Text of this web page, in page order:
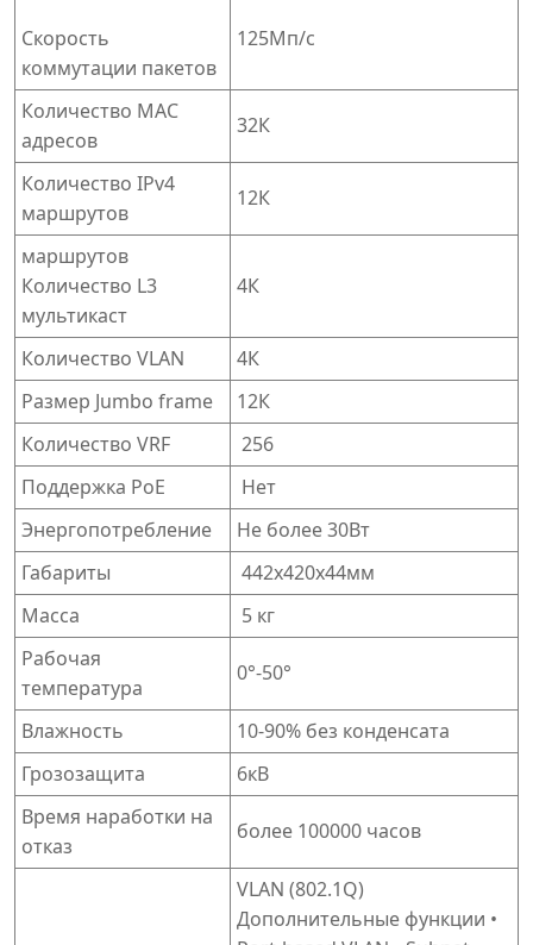
Скорость
коммутации пакетов
125Мп/с
Количество MAC
адресов
32К
Количество IPv4
маршрутов
12К
маршрутов
Количество L3
мультикаст
4К
Количество VLAN
4К
Размер Jumbo frame
12К
Количество VRF
256
Поддержка PoE
Нет
Энергопотребление
Не более 30Вт
Габариты
442х420х44мм
Масса
5 кг
Рабочая
температура
0°-50°
Влажность
10-90% без конденсата
Грозозащита
6кВ
Время наработки на
отказ
более 100000 часов
VLAN (802.1Q)
Дополнительные функции •